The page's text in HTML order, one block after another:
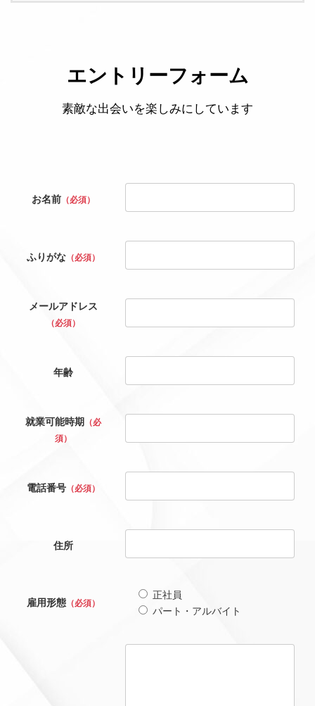
エントリーフォーム
素敵な出会いを楽しみにしています
お名前（必須）
ふりがな（必須）
メールアドレス
（必須）
年齢
就業可能時期
（必
須）
電話番号（必須）
住所
雇用形態（必須）
正社員
パート・アルバイト